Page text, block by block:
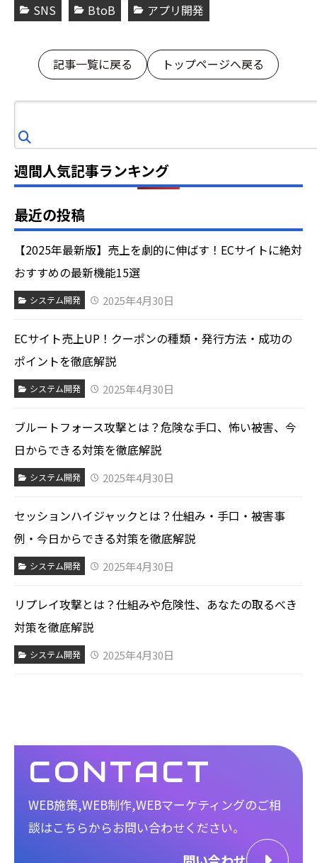
SNS
BtoB アプリ開発
記事一覧に戻る トップページへ戻る
索
週間人気記事ランキング
最近の投稿
【2025年最新版】売上を劇的に伸ばす！ECサイトに絶対
おすすめの最新機能15選
システム開発 2025年4月30日
ECサイト売上UP！クーポンの種類・発行方法・成功の
ポイントを徹底解説
システム開発 2025年4月30日
ブルートフォース攻撃とは？危険な手口、怖い被害、今
日からできる対策を徹底解説
システム開発 2025年4月30日
セッションハイジャックとは？仕組み・手口・被害事
例・今日からできる対策を徹底解説
システム開発 2025年4月30日
リプレイ攻撃とは？仕組みや危険性、あなたの取るべき
対策を徹底解説
システム開発 2025年4月30日
CONTACT
WEB施策,WEB制作,WEBマーケティングのご相
談はこちらからお問い合わせください。